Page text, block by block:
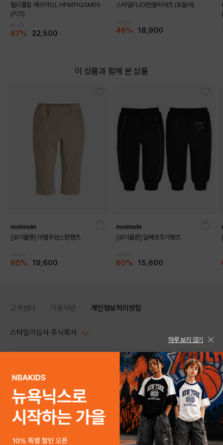
헐리풀집 래쉬가드L HPM11QSM05
(키즈)
67% 22,500
스마일리JDI반팔티셔츠 (토들러)
46% 18,900
이 상품과 함께 본 상품
moimoln
[모이몰른] 아벨우븐스판팬츠
60% 19,600
moimoln
[모이몰른] 알베르조거팬츠
60% 15,600
고객센터 이용약관 개인정보처리방침
스타일이십사 주식회사
주소 : 서울시 강남구 논현로 633, 6층 (논현동, 한세엠케이빌딩)
사업자등록번호 : 116-81-32499
통신판매업신고번호 : 제 2024-서울강남-04239
호스팅 서비스 : 스타일이십사㈜
고객센터 1544-5336(평일 09:00~ 18:00 토/일/공휴일 휴무)
스타일24 고객센터 1544-5336
평일 09:00~ 18:00 (토/일/공휴일 휴무)
help Email : help@style24.com
COPYRIGHTⓒ2021 STYLE24 ALL RIGHTS RESERVED.
하루 보지 않기